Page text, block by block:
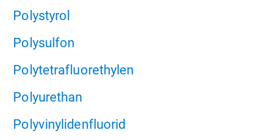
Polystyrol
Polysulfon
Polytetrafluorethylen
Polyurethan
Polyvinylidenfluorid